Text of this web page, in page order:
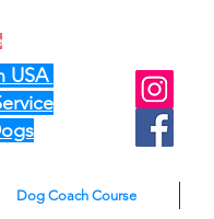
USA
Dog Coach Course